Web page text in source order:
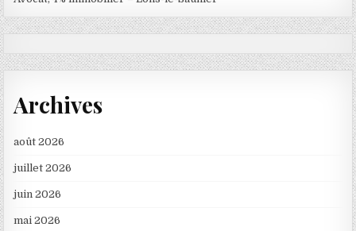
Archives
août 2026
juillet 2026
juin 2026
mai 2026